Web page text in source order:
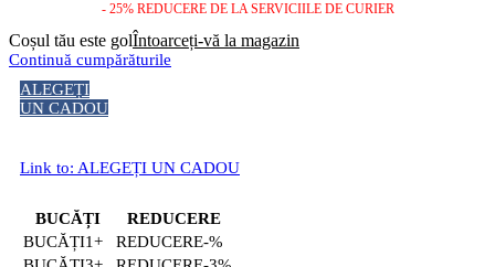
- 25% REDUCERE DE LA SERVICIILE DE CURIER
Coșul tău este golÎntoarceți-vă la magazin
Continuă cumpărăturile
ALEGEȚI
UN CADOU
Link to: ALEGEȚI UN CADOU
BUCĂȚI
REDUCERE
1+
-%